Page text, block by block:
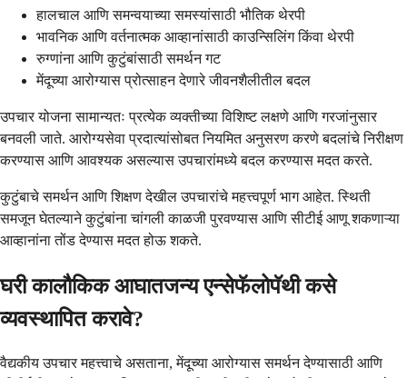
हालचाल आणि समन्वयाच्या समस्यांसाठी भौतिक थेरपी
भावनिक आणि वर्तनात्मक आव्हानांसाठी काउन्सिलिंग किंवा थेरपी
रुग्णांना आणि कुटुंबांसाठी समर्थन गट
मेंदूच्या आरोग्यास प्रोत्साहन देणारे जीवनशैलीतील बदल
उपचार योजना सामान्यतः प्रत्येक व्यक्तीच्या विशिष्ट लक्षणे आणि गरजांनुसार
बनवली जाते. आरोग्यसेवा प्रदात्यांसोबत नियमित अनुसरण करणे बदलांचे निरीक्षण
करण्यास आणि आवश्यक असल्यास उपचारांमध्ये बदल करण्यास मदत करते.
कुटुंबाचे समर्थन आणि शिक्षण देखील उपचारांचे महत्त्वपूर्ण भाग आहेत. स्थिती
समजून घेतल्याने कुटुंबांना चांगली काळजी पुरवण्यास आणि सीटीई आणू शकणाऱ्या
आव्हानांना तोंड देण्यास मदत होऊ शकते.
घरी कालौकिक आघातजन्य एन्सेफॅलोपॅथी कसे
व्यवस्थापित करावे?
वैद्यकीय उपचार महत्त्वाचे असताना, मेंदूच्या आरोग्यास समर्थन देण्यासाठी आणि